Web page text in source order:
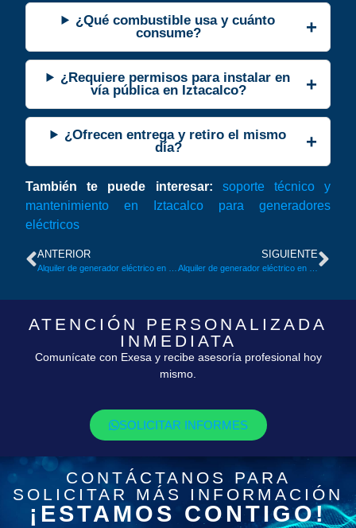
¿Qué combustible usa y cuánto
consume?
¿Requiere permisos para instalar en
vía pública en Iztacalco?
¿Ofrecen entrega y retiro el mismo
día?
También te puede interesar:
soporte técnico y
mantenimiento en Iztacalco para generadores
eléctricos
ANTERIOR SIGUIENTE
ATENCIÓN PERSONALIZADA
INMEDIATA
Comunícate con Exesa y recibe asesoría profesional hoy
mismo.
SOLICITAR INFORMES
CONTÁCTANOS PARA
SOLICITAR MÁS INFORMACIÓN
¡ESTAMOS CONTIGO!